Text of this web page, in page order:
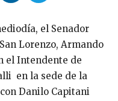
el Senador
Lorenzo, Armando
el Intendente de
en la sede de la
Danilo Capitani